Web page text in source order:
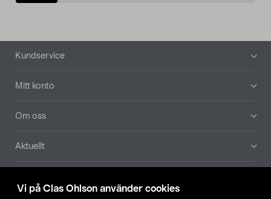
Vi på Clas Ohlson använder cookies
Sidfot
Kundservice
Mitt konto
Om oss
Aktuellt